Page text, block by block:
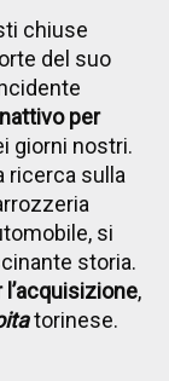
chiuse
del suo
per
giorni nostri.
ricerca sulla
si
storia.
,
torinese.